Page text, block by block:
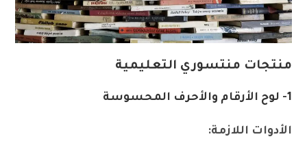
منتجات منتسوري التعليمية
1- لوح الأرقام والأحرف المحسوسة
الأدوات اللازمة: